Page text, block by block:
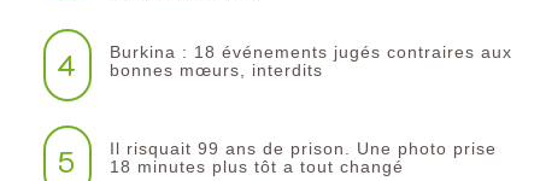
4
Burkina : 18 événements jugés contraires aux
bonnes mœurs, interdits
5
Il risquait 99 ans de prison. Une photo prise
18 minutes plus tôt a tout changé